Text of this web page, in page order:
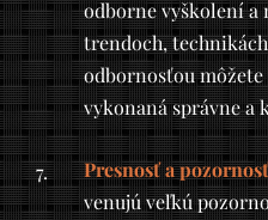
odborne vyškolení a
trendoch,
odbornosťou
vykonaná správne a
Presnosť a
venujú veľkú